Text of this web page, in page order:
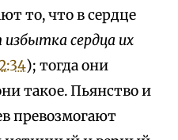
то, что в сердце
сердца их
); тогда они
такое. Пьянство и
превозмогают